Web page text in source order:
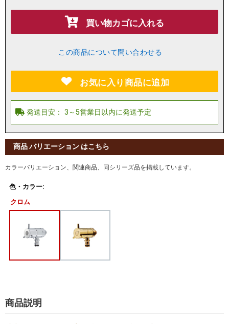
買い物カゴに入れる
この商品について問い合わせる
お気に入り商品に追加
商品 バリエーション はこちら
カラーバリエーション、関連商品、同シリーズ品を掲載しています。
色・カラー:
クロム
商品説明